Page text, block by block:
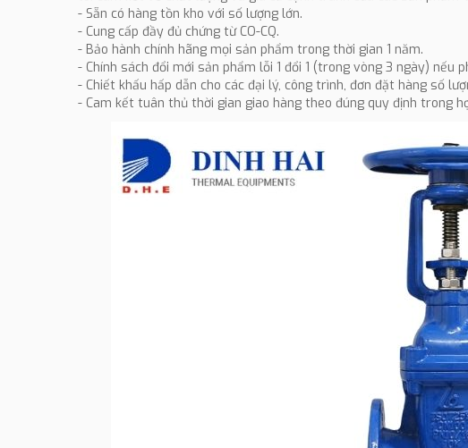
- Sẵn có hàng tồn kho với số lượng lớn.
- Cung cấp đầy đủ chứng từ CO-CQ.
- Bảo hành chính hãng mọi sản phẩm trong thời gian 1 năm.
- Chính sách đổi mới sản phẩm lỗi 1 đổi 1 (trong vòng 3 ngày) nếu
- Chiết khấu hấp dẫn cho các đại lý, công trình, đơn đặt hàng số
- Cam kết tuân thủ thời gian giao hàng theo đúng quy định trong